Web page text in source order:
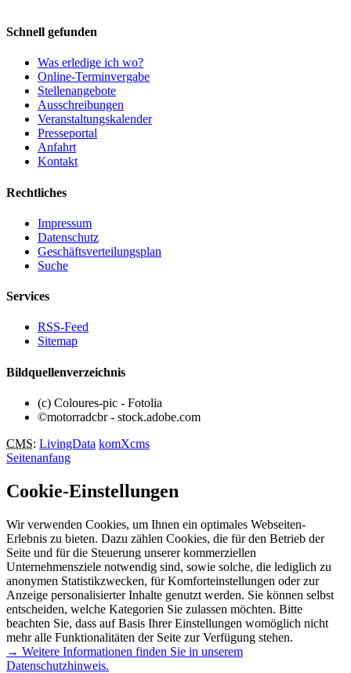
Schnell gefunden
Was erledige ich wo?
Online-Terminvergabe
Stellenangebote
Ausschreibungen
Veranstaltungskalender
Presseportal
Anfahrt
Kontakt
Rechtliches
Impressum
Datenschutz
Geschäftsverteilungsplan
Suche
Services
RSS-Feed
Sitemap
Bildquellenverzeichnis
(c) Coloures-pic - Fotolia
©motorradcbr - stock.adobe.com
CMS: LivingData komXcms
Seitenanfang
Cookie-Einstellungen
Wir verwenden Cookies, um Ihnen ein optimales Webseiten-
Erlebnis zu bieten. Dazu zählen Cookies, die für den Betrieb der
Seite und für die Steuerung unserer kommerziellen
Unternehmensziele notwendig sind, sowie solche, die lediglich zu
anonymen Statistikzwecken, für Komforteinstellungen oder zur
Anzeige personalisierter Inhalte genutzt werden. Sie können selbst
entscheiden, welche Kategorien Sie zulassen möchten. Bitte
beachten Sie, dass auf Basis Ihrer Einstellungen womöglich nicht
mehr alle Funktionalitäten der Seite zur Verfügung stehen.
→ Weitere Informationen finden Sie in unserem
Datenschutzhinweis.